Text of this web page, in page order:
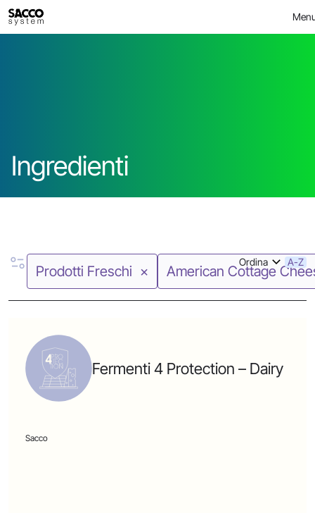
Skip
to
content
FOOD >
Ingredienti
Prodotti Freschi American Cottage
Ordina A-Z
Fermenti 4 Protection – Dairy
Sacco